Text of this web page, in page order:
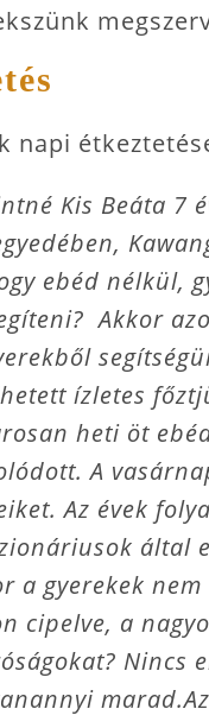
napi
Kis Beáta 7
ebéd nélkül,
Akkor
ízletes
heti öt
A
Az évek
a gyerekek
cipelve, a
marad.